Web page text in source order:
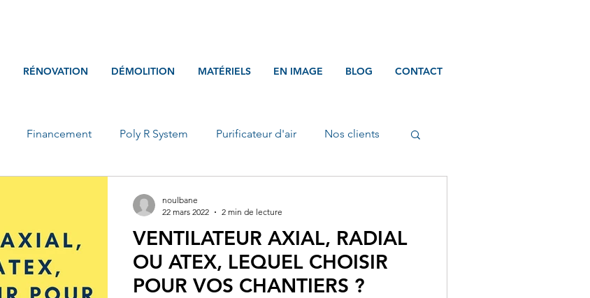
RÉNOVATION DÉMOLITION MATÉRIELS EN IMAGE BLOG CONTACT
Financement Poly R System Purificateur d'air Nos clients
VENTILATEUR AXIAL, RADIAL
OU ATEX, LEQUEL CHOISIR
POUR VOS CHANTIERS ?
noulbane
22 mars 2022
2 min de lecture